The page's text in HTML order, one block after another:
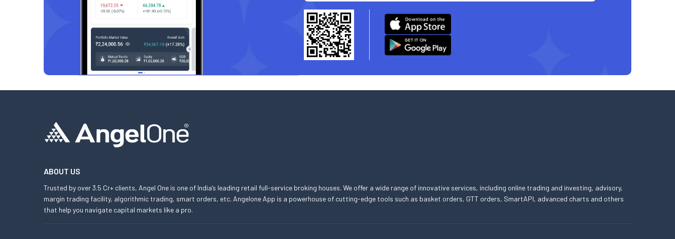
ABOUT US
Trusted by over 3.5 Cr+ clients, Angel One is one of India’s leading retail full-service broking houses. We offer a wide range of innovative services, including online trading and investing, advisory,
margin trading facility, algorithmic trading, smart orders, etc. Angelone App is a powerhouse of cutting-edge tools such as basket orders, GTT orders, SmartAPI, advanced charts and others
that help you navigate capital markets like a pro.